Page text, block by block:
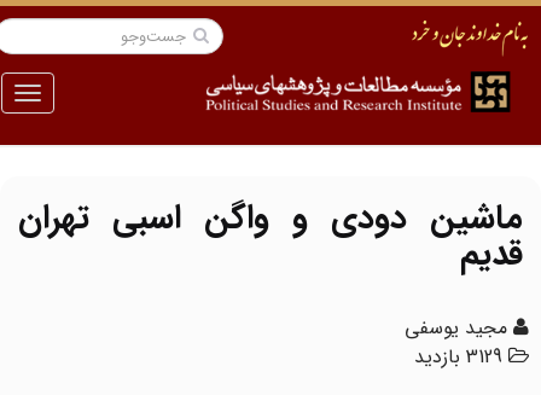
منو
ماشین دودی و واگن اسبی تهران
قدیم
مجید یوسفی
3129 بازدید